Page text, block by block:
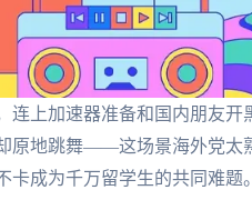
连上加速器准备和国内朋友
原地跳舞——这场景海外党太
卡成为千万留学生的共同难